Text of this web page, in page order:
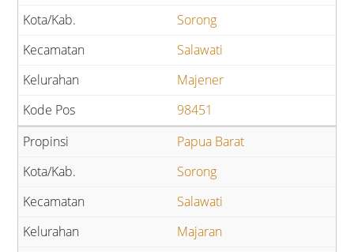
Sorong
Salawati
Majener
98451
Papua Barat
Sorong
Salawati
Majaran